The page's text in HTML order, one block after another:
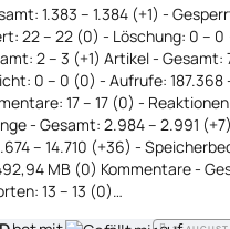
1.383 -- 1.384 (+1) -
22 -- 22 (0) - Löschung: 0 -- 0
2 -- 3 (+1) Artikel - Gesamt:
0 -- 0 (0) - Aufrufe: 187.368
17 -- 17 (0) -
- Gesamt: 2.984 -- 2.991
-- 14.710 (+36) -
MB (0) Kommentare -
13 -- 13 (0)…